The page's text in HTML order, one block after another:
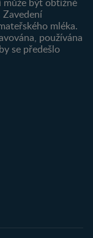
mléka.
používána
se předešlo